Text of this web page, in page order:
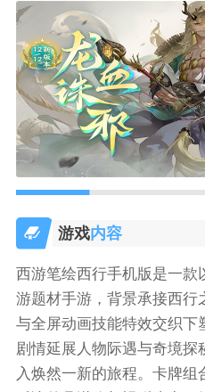
游戏内容
西游笔绘西行手机版是一款
游题材手游，背景承接西行
与全屏动画技能特效交织下
剧情延展人物际遇与奇境探
入焕然一新的旅程。卡牌